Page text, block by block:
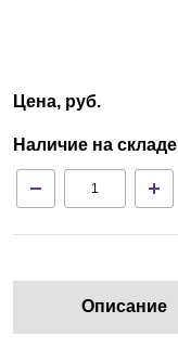
Цена, руб.
Наличие на складе
Описание